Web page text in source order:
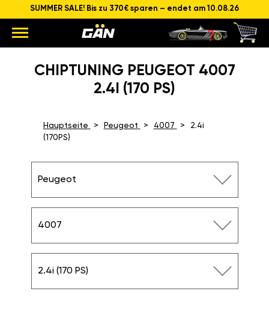
SUMMER SALE! Bis zu 370€ sparen – endet am 10.08.26
CHIPTUNING PEUGEOT 4007
2.4I (170 PS)
Hauptseite Peugeot 4007
2.4i
(170PS)
Peugeot
4007
2.4i (170 PS)